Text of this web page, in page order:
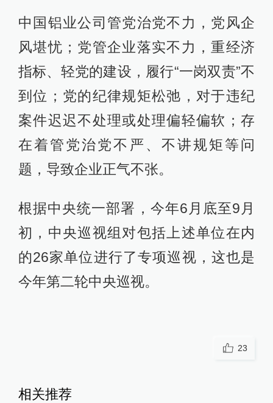
中国铝业公司管党治党不力，党风企
风堪忧；党管企业落实不力，重经济
指标、轻党的建设，履行“一岗双责”不
到位；党的纪律规矩松弛，对于违纪
案件迟迟不处理或处理偏轻偏软；存
在着管党治党不严、不讲规矩等问
题，导致企业正气不张。
根据中央统一部署，今年6月底至9月
初，中央巡视组对包括上述单位在内
的26家单位进行了专项巡视，这也是
今年第二轮中央巡视。
23
相关推荐